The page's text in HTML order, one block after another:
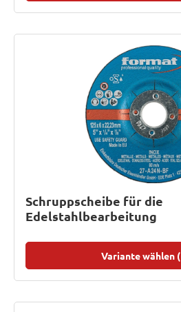
Schruppscheibe für die
Edelstahlbearbeitung
Variante wählen (